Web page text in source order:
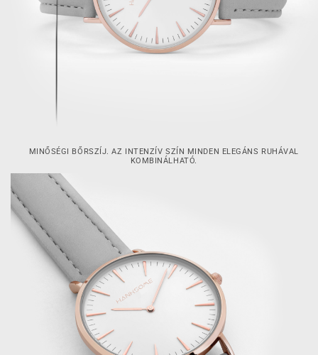
MINŐSÉGI BŐRSZÍJ. AZ INTENZÍV SZÍN MINDEN ELEGÁNS RUHÁVAL
KOMBINÁLHATÓ.